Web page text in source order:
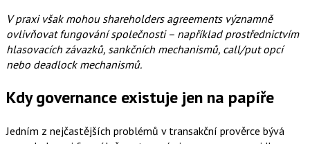
V praxi však mohou shareholders agreements významně
ovlivňovat fungování společnosti – například prostřednictvím
hlasovacích závazků, sankčních mechanismů, call/put opcí
nebo deadlock mechanismů.
Kdy governance existuje jen na papíře
Jedním z nejčastějších problémů v transakční prověrce bývá